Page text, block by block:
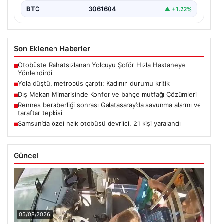
BTC 3061604 ▲ +1.22%
Son Eklenen Haberler
■Otobüste Rahatsızlanan Yolcuyu Şoför Hızla Hastaneye
Yönlendirdi
■Yola düştü, metrobüs çarptı: Kadının durumu kritik
■Dış Mekan Mimarisinde Konfor ve bahçe mutfağı Çözümleri
■Rennes beraberliği sonrası Galatasaray’da savunma alarmı ve
taraftar tepkisi
■Samsun’da özel halk otobüsü devrildi. 21 kişi yaralandı
Güncel
05/08/2026